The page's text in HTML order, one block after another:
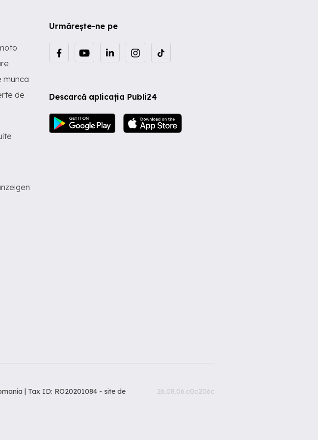
Urmărește-ne pe
Descarcă aplicația Publi24
munca
de
| Tax ID: RO20201084 - site de
26.08.06.c0c206c